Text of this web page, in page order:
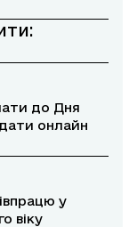
до Дня
онлайн
у
віку